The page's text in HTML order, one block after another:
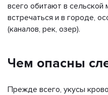
всего обитают в сельской
встречаться и в городе,
(каналов, рек, озер).
Чем опасны
Прежде всего, укусы